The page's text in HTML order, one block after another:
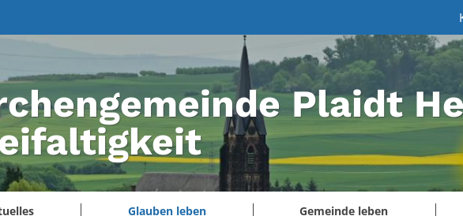
Plaidt
Glauben leben Gemeinde leben